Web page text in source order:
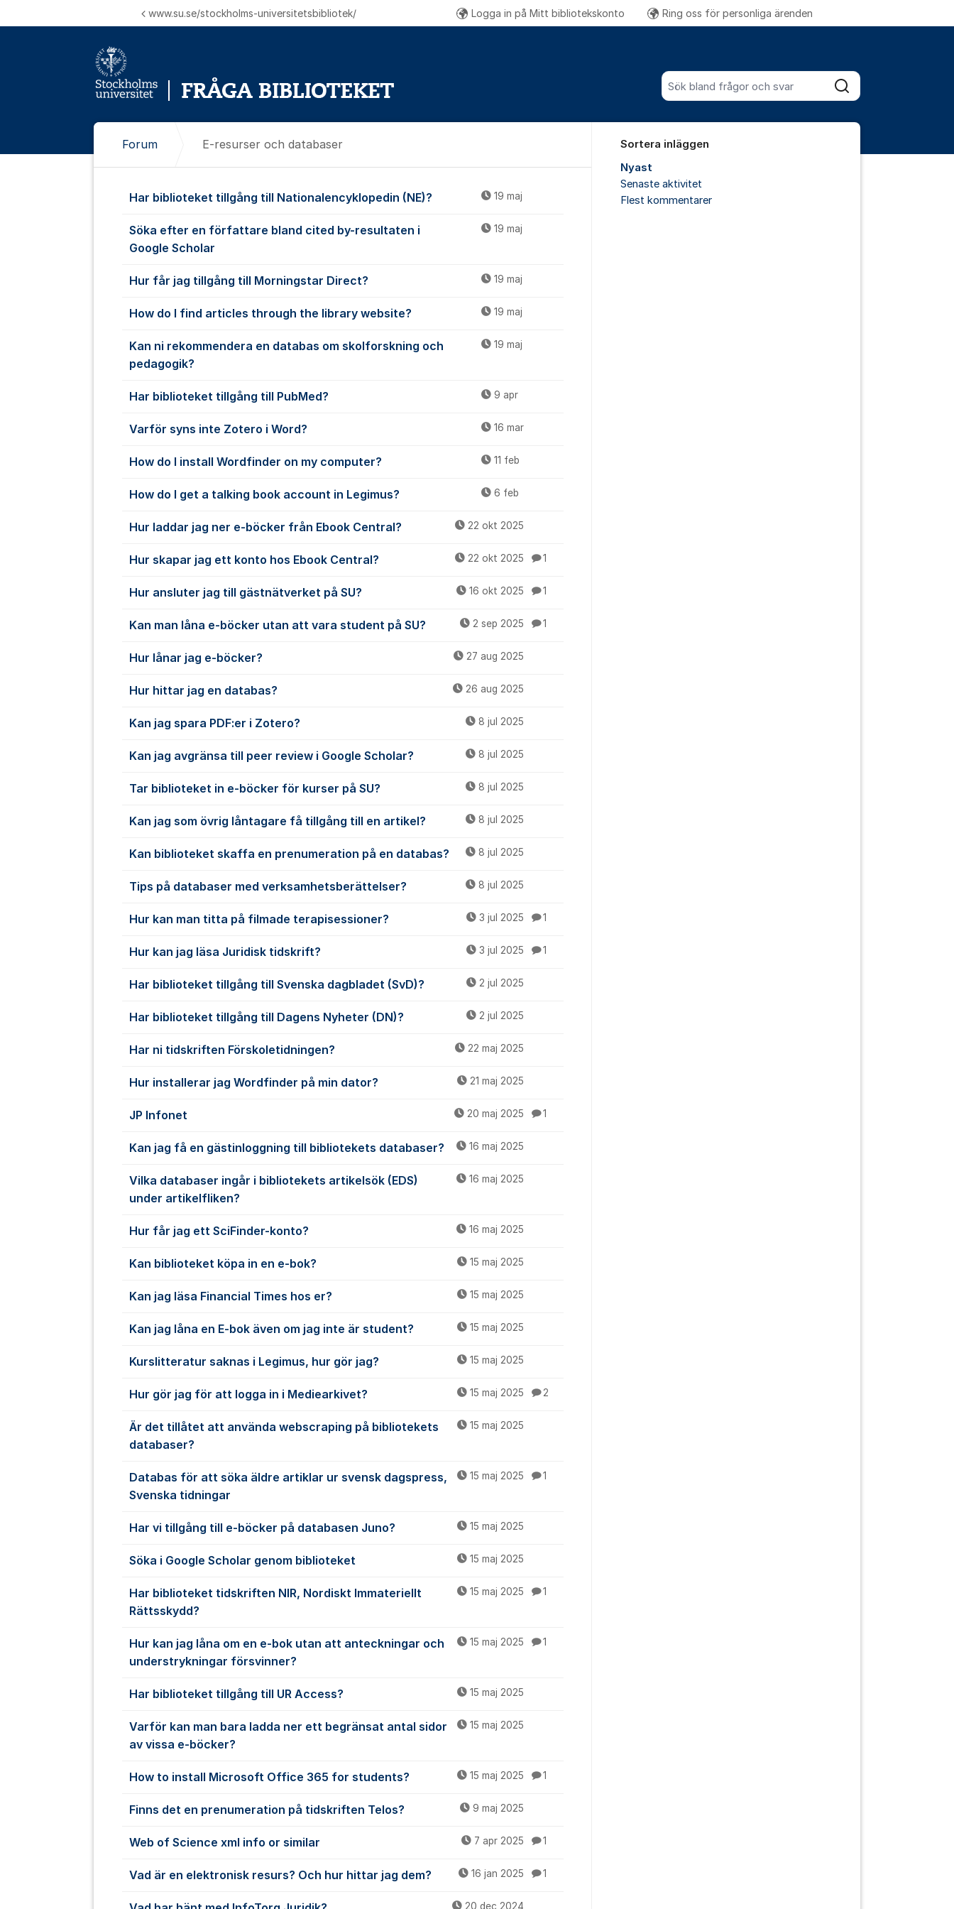
Sök bland alla inlägg
Sök
www.su.se/stockholms-universitetsbibliotek/ Logga in på Mitt bibliotekskonto Ring oss för personliga ärendenFler supportlänkar
Forum E-resurser och databaser
E-resurser och databaser
Har biblioteket tillgång till Nationalencyklopedin (NE)? 19 maj
Söka efter en författare bland cited by-resultaten i
Google Scholar
19 maj
Hur får jag tillgång till Morningstar Direct? 19 maj
How do I find articles through the library website? 19 maj
Kan ni rekommendera en databas om skolforskning och
pedagogik?
19 maj
Har biblioteket tillgång till PubMed? 9 apr
Varför syns inte Zotero i Word? 16 mar
How do I install Wordfinder on my computer? 11 feb
How do I get a talking book account in Legimus? 6 feb
Hur laddar jag ner e-böcker från Ebook Central? 22 okt 2025
Hur skapar jag ett konto hos Ebook Central? 22 okt 2025 1
Hur ansluter jag till gästnätverket på SU? 16 okt 2025 1
Kan man låna e-böcker utan att vara student på SU? 2 sep 2025 1
Hur lånar jag e-böcker? 27 aug 2025
Hur hittar jag en databas? 26 aug 2025
Kan jag spara PDF:er i Zotero? 8 jul 2025
Kan jag avgränsa till peer review i Google Scholar? 8 jul 2025
Tar biblioteket in e-böcker för kurser på SU? 8 jul 2025
Kan jag som övrig låntagare få tillgång till en artikel? 8 jul 2025
Kan biblioteket skaffa en prenumeration på en databas? 8 jul 2025
Tips på databaser med verksamhetsberättelser? 8 jul 2025
Hur kan man titta på filmade terapisessioner? 3 jul 2025 1
Hur kan jag läsa Juridisk tidskrift? 3 jul 2025 1
Har biblioteket tillgång till Svenska dagbladet (SvD)? 2 jul 2025
Har biblioteket tillgång till Dagens Nyheter (DN)? 2 jul 2025
Har ni tidskriften Förskoletidningen? 22 maj 2025
Hur installerar jag Wordfinder på min dator? 21 maj 2025
JP Infonet 20 maj 2025 1
Kan jag få en gästinloggning till bibliotekets databaser? 16 maj 2025
Vilka databaser ingår i bibliotekets artikelsök (EDS)
under artikelfliken?
16 maj 2025
Hur får jag ett SciFinder-konto? 16 maj 2025
Kan biblioteket köpa in en e-bok? 15 maj 2025
Kan jag läsa Financial Times hos er? 15 maj 2025
Kan jag låna en E-bok även om jag inte är student? 15 maj 2025
Kurslitteratur saknas i Legimus, hur gör jag? 15 maj 2025
Hur gör jag för att logga in i Mediearkivet? 15 maj 2025 2
Är det tillåtet att använda webscraping på bibliotekets
databaser?
15 maj 2025
Databas för att söka äldre artiklar ur svensk dagspress,
Svenska tidningar
15 maj 2025 1
Har vi tillgång till e-böcker på databasen Juno? 15 maj 2025
Söka i Google Scholar genom biblioteket 15 maj 2025
Har biblioteket tidskriften NIR, Nordiskt Immateriellt
Rättsskydd?
15 maj 2025 1
Hur kan jag låna om en e-bok utan att anteckningar och
understrykningar försvinner?
15 maj 2025 1
Har biblioteket tillgång till UR Access? 15 maj 2025
Varför kan man bara ladda ner ett begränsat antal sidor
av vissa e-böcker?
15 maj 2025
How to install Microsoft Office 365 for students? 15 maj 2025 1
Finns det en prenumeration på tidskriften Telos? 9 maj 2025
Web of Science xml info or similar 7 apr 2025 1
Vad är en elektronisk resurs? Och hur hittar jag dem? 16 jan 2025 1
20 dec 2024
Sortera inläggen
Nyast
Senaste aktivitet
Flest kommentarer